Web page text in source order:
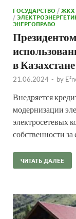
ГОСУДАРСТВО /ЖКХ
/
ЭНЕРГОПРАВО
в Казахстане
21.06.2024 - by
Внедряется
модернизации
электросетевых
собственности
ЧИТАТЬ ДАЛЕЕ